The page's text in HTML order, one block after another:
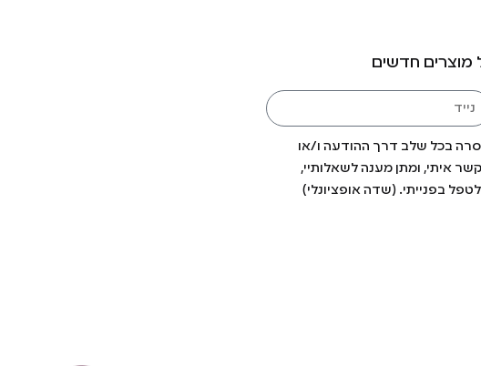
מוצרים חדשים
בכל שלב דרך ההודעה ו/או
איתי, ומתן מענה לשאלותיי,
בפנייתי. (שדה אופציונלי)